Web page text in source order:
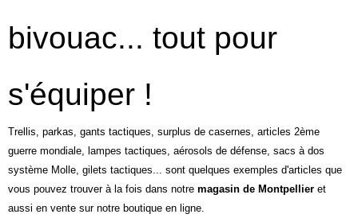
bivouac... tout pour
s'équiper !
Trellis, parkas, gants tactiques, surplus de casernes, articles 2ème
guerre mondiale, lampes tactiques, aérosols de défense, sacs à dos
système Molle, gilets tactiques... sont quelques exemples d'articles que
vous pouvez trouver à la fois dans notre magasin de Montpellier et
aussi en vente sur notre boutique en ligne.